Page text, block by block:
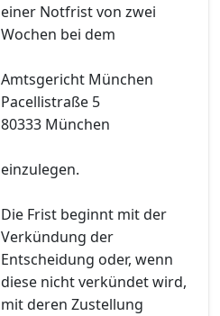
einer Notfrist von zwei
Wochen bei dem
Amtsgericht München
Pacellistraße 5
80333 München
einzulegen.
Die Frist beginnt mit der
Verkündung der
Entscheidung oder, wenn
diese nicht verkündet wird,
mit deren Zustellung